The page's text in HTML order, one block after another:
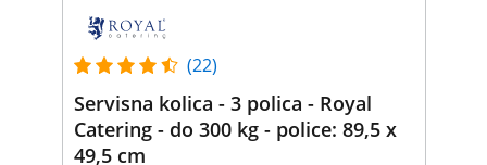
(22)
Servisna kolica - 3 polica - Royal
Catering - do 300 kg - police: 89,5 x
49,5 cm